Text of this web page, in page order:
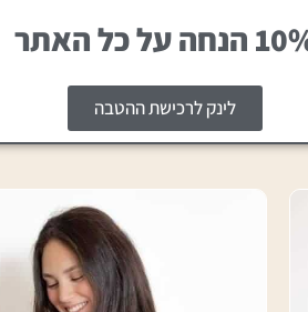
על כל האתר
לינק לרכישת ההטבה